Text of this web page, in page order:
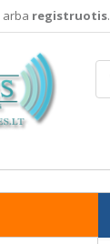
arba registruotis.